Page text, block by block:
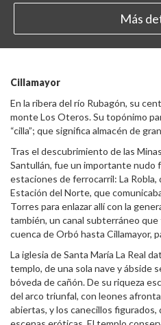
Más
Cillamayor
En la ribera del río Rubagón, su
monte Los Oteros. Su topónimo
“cilla”; que significa almacén de
Tras el descubrimiento de las
Santullán, fue un importante nudo
estaciones de ferrocarril: La Robla,
Estación del Norte, que
Torres para enlazar allí con la
también, un canal subterráneo
cuenca de Orbó hasta Cillamayor,
La iglesia de Santa María La Real
templo, de una sola nave y ábside
bóveda de cañón. De su riqueza
del arco triunfal, con leones
abiertas, y los canecillos